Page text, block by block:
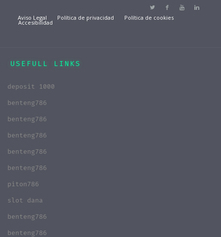
Aviso Legal Política de privacidad Política de cookies
Accesibilidad
USEFULL LINKS
deposit 1000
benteng786
benteng786
benteng786
benteng786
benteng786
piton786
slot dana
benteng786
benteng786